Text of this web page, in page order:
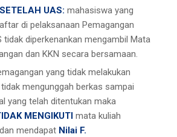
SETELAH UAS: mahasiswa yang
di pelaksanaan Pemagangan
tidak diperkenankan mengambil Mata
dan KKN secara bersamaan.
yang tidak melakukan
mengunggah berkas sampai
yang telah ditentukan maka
MENGIKUTImata kuliah
mendapatNilai F.